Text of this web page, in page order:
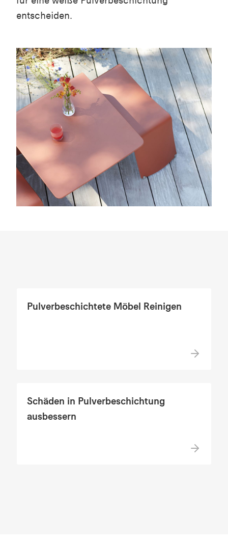
entscheiden.
Pulverbeschichtete Möbel Reinigen
Schäden in Pulverbeschichtung
ausbessern